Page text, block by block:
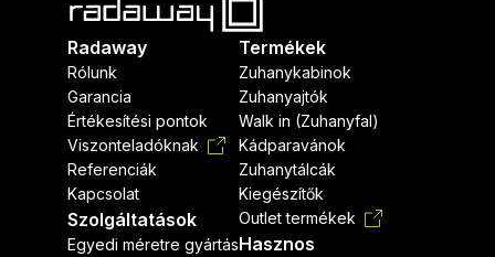
Radaway
Rólunk
Garancia
Értékesítési pontok
Viszonteladóknak
Referenciák
Kapcsolat
Szolgáltatások
Egyedi méretre gyártás
Termékek
Zuhanykabinok
Zuhanyajtók
Walk in (Zuhanyfal)
Kádparavánok
Zuhanytálcák
Kiegészítők
Outlet termékek
Hasznos